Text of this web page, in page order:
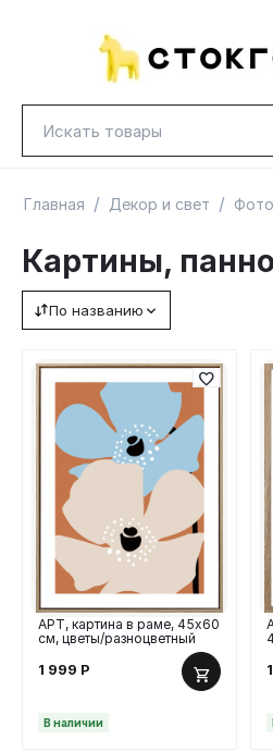
НОВИНКИ
Главная / Декор и свет /
Картины, панно
По названию
АРТ, картина в раме, 45х60
см, цветы/разноцветный
1 999 Р
В наличии